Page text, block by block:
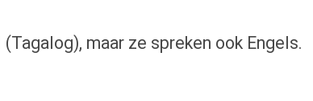
maar ze spreken ook Engels.